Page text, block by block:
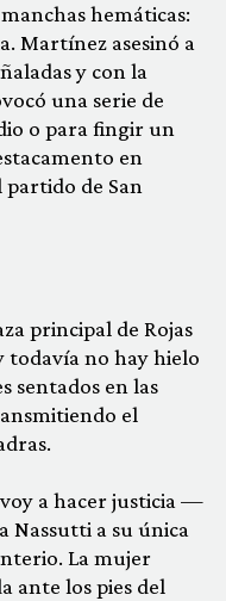
hemáticas:
Martínez asesinó a
y con la
una serie de
o para fingir un
en
partido de San
principal de Rojas
todavía no hay hielo
sentados en las
el
a hacer justicia —
Nassutti a su única
La mujer
ante los pies del